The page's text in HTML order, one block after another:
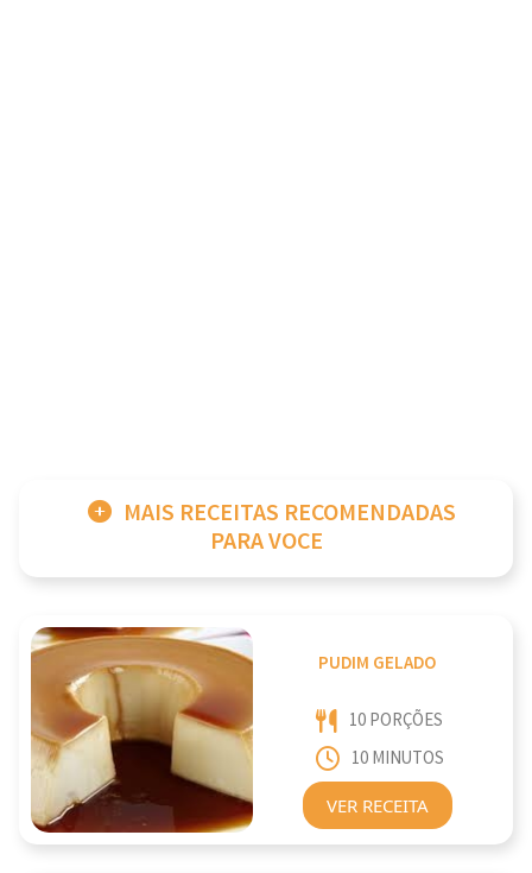
MAIS RECEITAS RECOMENDADAS
PARA VOCE
PUDIM GELADO
10 PORÇÕES
10 MINUTOS
VER RECEITA